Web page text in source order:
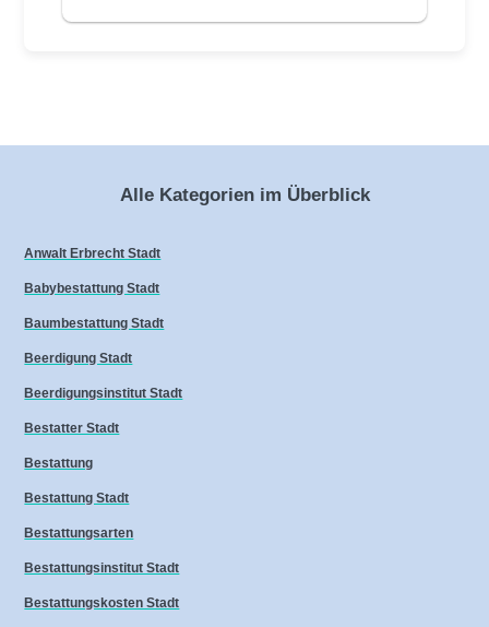
Alle Kategorien im Überblick
Anwalt Erbrecht Stadt
Babybestattung Stadt
Baumbestattung Stadt
Beerdigung Stadt
Beerdigungsinstitut Stadt
Bestatter Stadt
Bestattung
Bestattung Stadt
Bestattungsarten
Bestattungsinstitut Stadt
Bestattungskosten Stadt